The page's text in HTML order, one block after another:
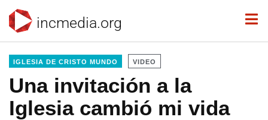
incmedia.org
IGLESIA DE CRISTO MUNDO VIDEO
Una invitación a la
Iglesia cambió mi vida